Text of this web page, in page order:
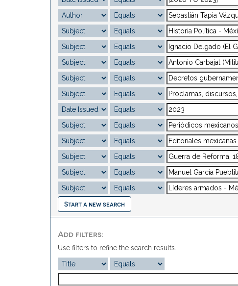
Start a new search
Add filters:
Use filters to refine the search results.